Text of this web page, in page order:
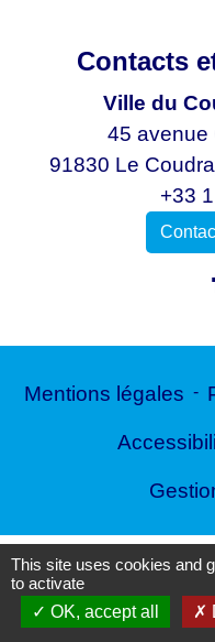
Contacts
Ville du
45 avenue
91830 Le
+33
Mentions légales -
Site créé en
This site uses cookies and
to activate
OK, accept all